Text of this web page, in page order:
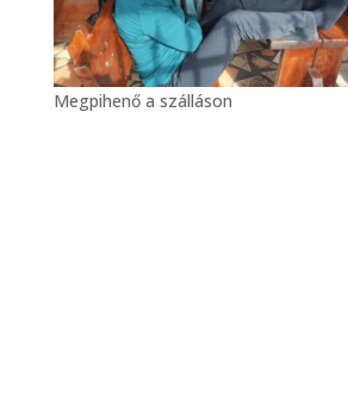
Megpihenő a szálláson